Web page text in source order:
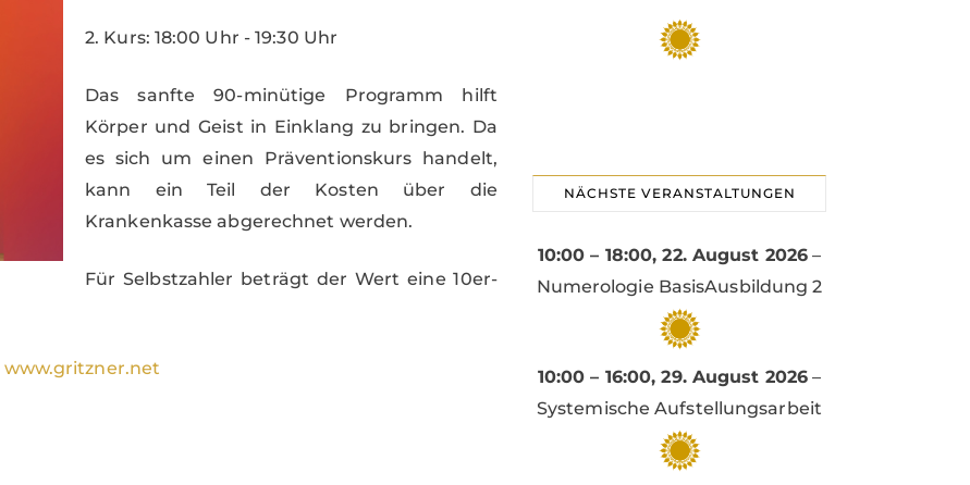
2. Kurs: 18:00 Uhr - 19:30 Uhr
Das sanfte 90-minütige Programm hilft
Körper und Geist in Einklang zu bringen. Da
es sich um einen Präventionskurs handelt,
kann ein Teil der Kosten über die
Krankenkasse abgerechnet werden.
Für Selbstzahler beträgt der Wert eine 10er-
www.gritzner.net
NÄCHSTE VERANSTALTUNGEN
10:00 – 18:00,22. August 2026–
Numerologie BasisAusbildung 2
10:00 – 16:00,29. August 2026–
Systemische Aufstellungsarbeit